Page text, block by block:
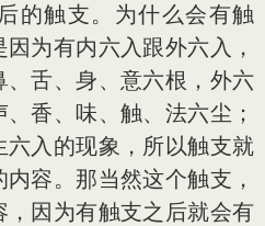
的触支。为什么会有触
为有内六入跟外六入，
舌、身、意六根，外六
香、味、触、法六尘；
入的现象，所以触支就
容。那当然这个触支，
因为有触支之后就会有